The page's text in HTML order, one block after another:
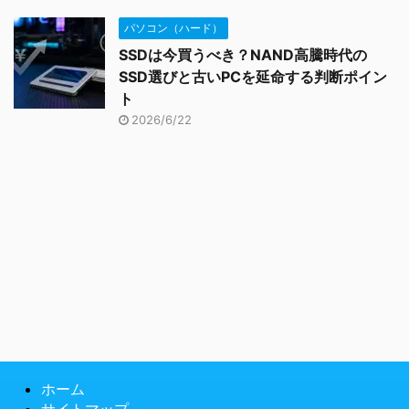
パソコン（ハード）
SSDは今買うべき？NAND高騰時代の
SSD選びと古いPCを延命する判断ポイン
ト
2026/6/22
ホーム